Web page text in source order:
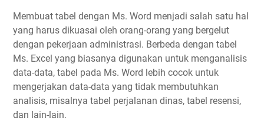
Membuat tabel dengan Ms. Word menjadi salah satu hal
yang harus dikuasai oleh orang-orang yang bergelut
dengan pekerjaan administrasi. Berbeda dengan tabel
Ms. Excel yang biasanya digunakan untuk menganalisis
data-data, tabel pada Ms. Word lebih cocok untuk
mengerjakan data-data yang tidak membutuhkan
analisis, misalnya tabel perjalanan dinas, tabel resensi,
dan lain-lain.